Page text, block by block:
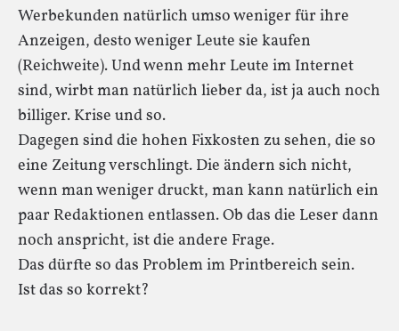
Werbekunden natürlich umso weniger für ihre
Anzeigen, desto weniger Leute sie kaufen
(Reichweite). Und wenn mehr Leute im Internet
sind, wirbt man natürlich lieber da, ist ja auch noch
billiger. Krise und so.
Dagegen sind die hohen Fixkosten zu sehen, die so
eine Zeitung verschlingt. Die ändern sich nicht,
wenn man weniger druckt, man kann natürlich ein
paar Redaktionen entlassen. Ob das die Leser dann
noch anspricht, ist die andere Frage.
Das dürfte so das Problem im Printbereich sein.
Ist das so korrekt?